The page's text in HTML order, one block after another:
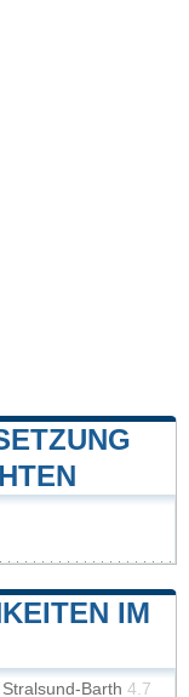
IM
Barth 4.7